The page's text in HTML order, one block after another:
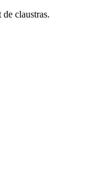
de claustras.